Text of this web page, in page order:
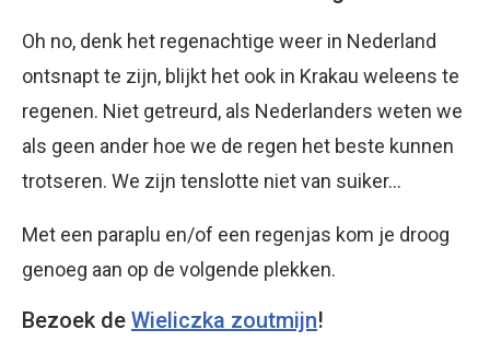
Oh no, denk het regenachtige weer in Nederland
ontsnapt te zijn, blijkt het ook in Krakau weleens te
regenen. Niet getreurd, als Nederlanders weten we
als geen ander hoe we de regen het beste kunnen
trotseren. We zijn tenslotte niet van suiker…
Met een paraplu en/of een regenjas kom je droog
genoeg aan op de volgende plekken.
Bezoek de Wieliczka zoutmijn!